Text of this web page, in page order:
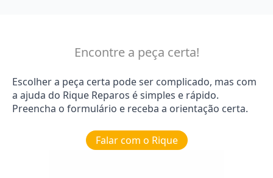
Encontre a peça certa!
Escolher a peça certa pode ser complicado, mas com
a ajuda do Rique Reparos é simples e rápido.
Preencha o formulário e receba a orientação certa.
Falar com o Rique